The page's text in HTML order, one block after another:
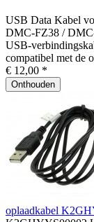
USB Data Kabel
DMC-FZ38 /
USB-
compatibel met de
€ 12,00 *
Onthouden
oplaadkabel